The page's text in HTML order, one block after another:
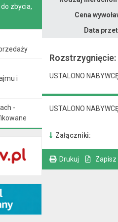
zbycia,
i
-
Cena
Data
Rozstrzygnięcie:
USTALONO
USTALONO
Załączniki:
Drukuj Zapisz